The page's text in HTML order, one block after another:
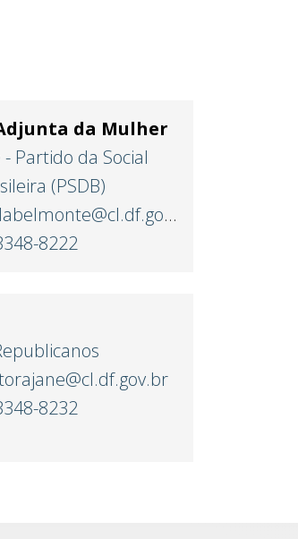
8232
da Mulher
Partido da Social
(PSDB)
8222